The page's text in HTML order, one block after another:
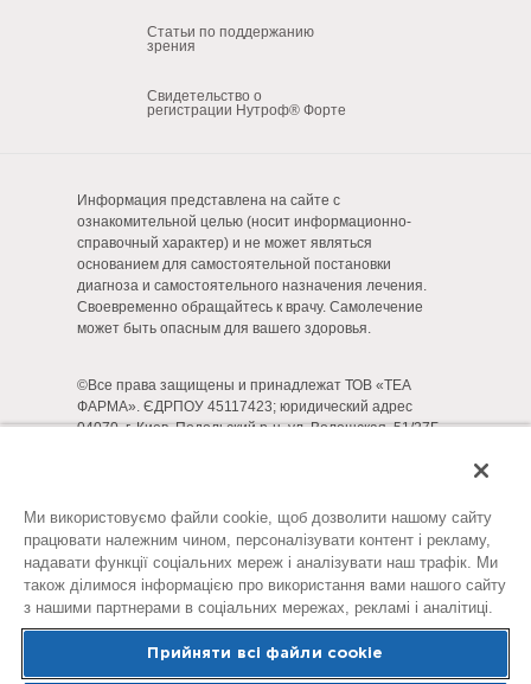
Статьи по поддержанию
зрения
Свидетельство о
регистрации Нутроф® Форте
Информация представлена на сайте с
ознакомительной целью (носит информационно-
справочный характер) и не может являться
основанием для самостоятельной постановки
диагноза и самостоятельного назначения лечения.
Своевременно обращайтесь к врачу. Самолечение
может быть опасным для вашего здоровья.
©Все права защищены и принадлежат ТОВ «ТЕА
ФАРМА». ЄДРПОУ 45117423; юридический адрес
04070, г. Киев, Подольский р-н, ул. Волошская, 51/27Б,
последнее обновление: 03.07.2023
Ми використовуємо файли cookie, щоб дозволити нашому сайту
працювати належним чином, персоналізувати контент і рекламу,
надавати функції соціальних мереж і аналізувати наш трафік. Ми
також ділимося інформацією про використання вами нашого сайту
з нашими партнерами в соціальних мережах, рекламі і аналітиці.
Прийняти всі файли сookie